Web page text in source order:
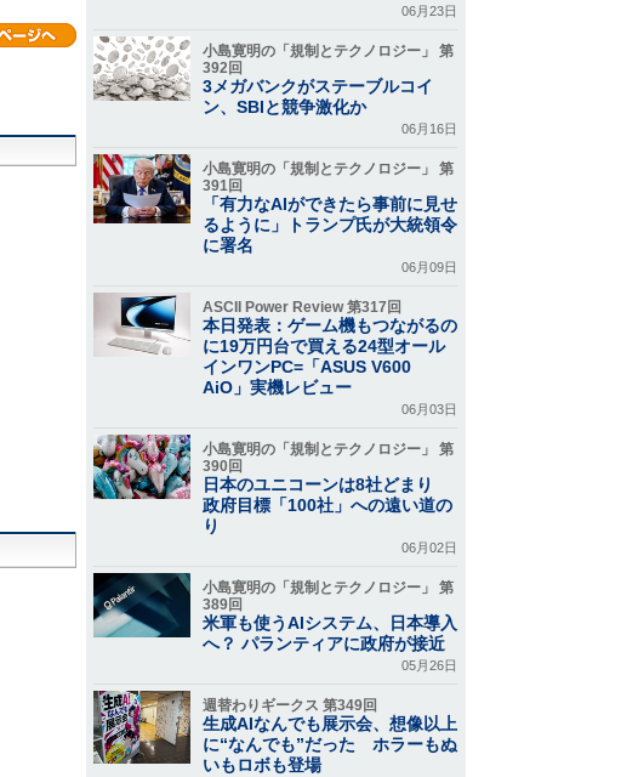
06月23日
小島寛明の「規制とテクノロジー」 第
392回
3メガバンクがステーブルコイ
ン、SBIと競争激化か
06月16日
小島寛明の「規制とテクノロジー」 第
391回
「有力なAIができたら事前に見せ
るように」トランプ氏が大統領令
に署名
06月09日
ASCII Power Review 第317回
本日発表：ゲーム機もつながるの
に19万円台で買える24型オール
インワンPC=「ASUS V600
AiO」実機レビュー
06月03日
小島寛明の「規制とテクノロジー」 第
390回
日本のユニコーンは8社どまり
政府目標「100社」への遠い道の
り
06月02日
小島寛明の「規制とテクノロジー」 第
389回
米軍も使うAIシステム、日本導入
へ？ パランティアに政府が接近
05月26日
週替わりギークス 第349回
生成AIなんでも展示会、想像以上
に“なんでも”だった ホラーもぬ
いもロボも登場